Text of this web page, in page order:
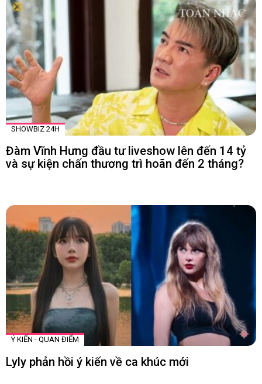
SHOWBIZ 24H
Đàm Vĩnh Hưng đầu tư liveshow lên đến 14 tỷ
và sự kiện chấn thương trì hoãn đến 2 tháng?
Ý KIẾN - QUAN ĐIỂM
Lyly phản hồi ý kiến về ca khúc mới